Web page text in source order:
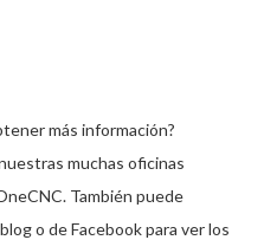
más información?
muchas oficinas
También puede
o de Facebook para ver los